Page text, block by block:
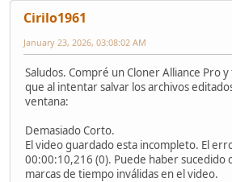
Cirilo1961
January 23, 2026, 03:08:02 AM
Saludos. Compré un Cloner Alliance Pro
que al intentar salvar los archivos
ventana:
Demasiado Corto.
El video guardado esta incompleto. El
00:00:10,216 (0). Puede haber sucedido
marcas de tiempo inválidas en el video.